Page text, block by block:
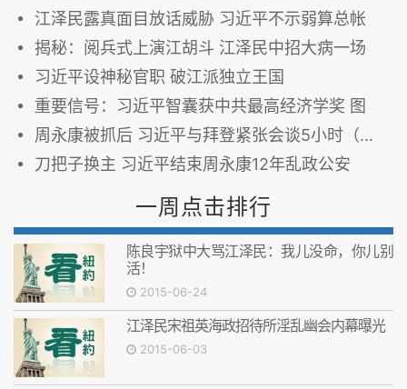
江泽民露真面目放话威胁 习近平不示弱算总帐
揭秘：阅兵式上演江胡斗 江泽民中招大病一场
习近平设神秘官职 破江派独立王国
重要信号：习近平智囊获中共最高经济学奖 图
周永康被抓后 习近平与拜登紧张会谈5小时（图）
刀把子换主 习近平结束周永康12年乱政公安
一周点击排行
陈良宇狱中大骂江泽民：我儿没命，你儿别
活！
2015-06-24
江泽民宋祖英海政招待所淫乱幽会内幕曝光
2015-06-03